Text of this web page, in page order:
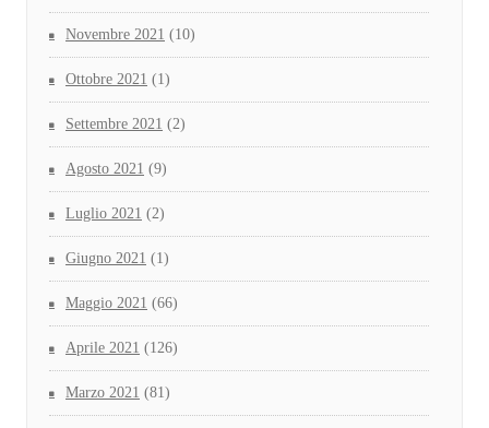
Novembre 2021 (10)
Ottobre 2021 (1)
Settembre 2021 (2)
Agosto 2021 (9)
Luglio 2021 (2)
Giugno 2021 (1)
Maggio 2021 (66)
Aprile 2021 (126)
Marzo 2021 (81)